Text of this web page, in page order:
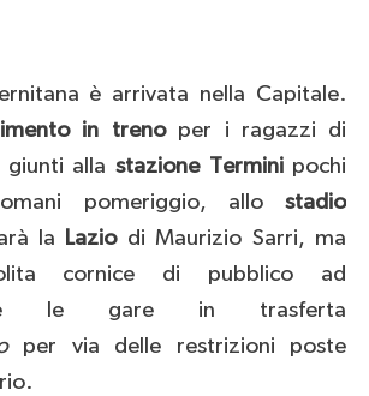
è arrivata nella Capitale.
in trenoper i ragazzi di
giunti allastazione Terminipochi
pomeriggio, allostadio
la Laziodi Maurizio Sarri, ma
cornice di pubblico ad
le gare in trasferta
per via delle restrizioni poste